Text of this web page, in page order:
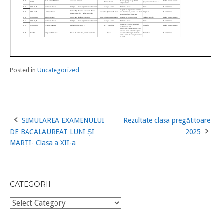
Posted in Uncategorized
Post
navigation
SIMULAREA EXAMENULUI
DE BACALAUREAT LUNI ȘI
MARȚI- Clasa a XII-a
Rezultate clasa pregătitoare
2025
CATEGORII
Categorii